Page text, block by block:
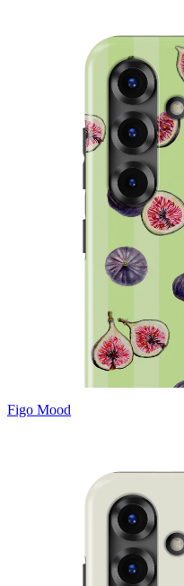
Figo Mood